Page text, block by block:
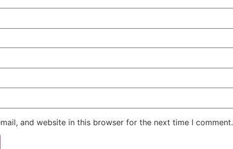
and website in this browser for the next time I comment.